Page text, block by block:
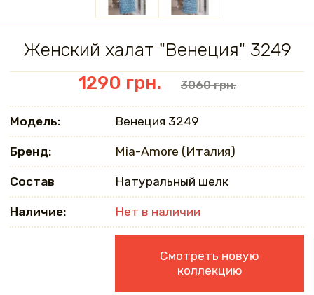
Женский халат "Венеция" 3249
1290 грн.
3060 грн.
Модель: Венеция 3249
Бренд: Mia-Amore (Италия)
Состав Натуральный шелк
Наличие: Нет в наличии
Смотреть новую
коллекцию